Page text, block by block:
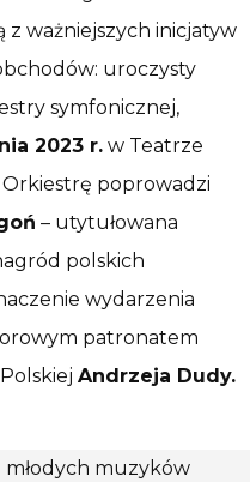
z ważniejszych inicjatyw
uroczysty
symfonicznej,
2023 r. w Teatrze
poprowadzi
– utytułowana
polskich
wydarzenia
patronatem
Andrzeja Dudy.
muzyków